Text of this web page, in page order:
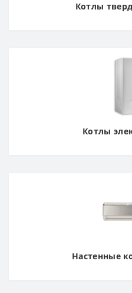
Котлы
Котлы
Настенные